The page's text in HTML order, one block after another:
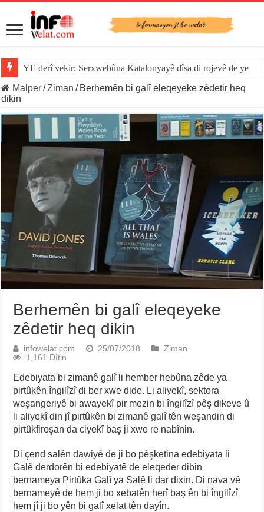
YE derî vekir: Serxwebûna Katalonyayê dîsa di rojevê de ye
Malper/Ziman / Berhemên bi galî eleqeyeke zêdetir heq
dikin
Berhemên bi galî eleqeyeke
zêdetir heq dikin
infowelat.com 25/07/2018
Ziman
1,161 Dîtin
Edebiyata bi zimanê galî li hember hebûna zêde ya
pirtûkên îngilîzî di ber xwe dide. Li aliyekî, sektora
weşangeriyê bi awayekî pir mezin bi îngilîzî pêş dikeve û
li aliyekî din jî pirtûkên bi zimanê galîtên weşandin di
pirtûkfiroşan da ciyekî baş ji xwe re nabînin.
Di çend salên dawiyê de ji bo pêşketina edebiyata li
Galê derdorên bi edebiyatê de eleqeder dibin
bernameya Pirtûka Galî ya Salê li dar dixin. Di nava vê
bernameyê de hem ji bo xebatên herî baş ên bi îngilîzî
hem jî ji bo yên bi galî xelat tên dayîn.